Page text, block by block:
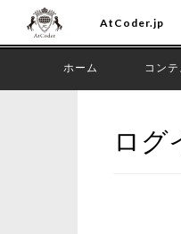
AtCoder.jp
ホーム コン
ログ